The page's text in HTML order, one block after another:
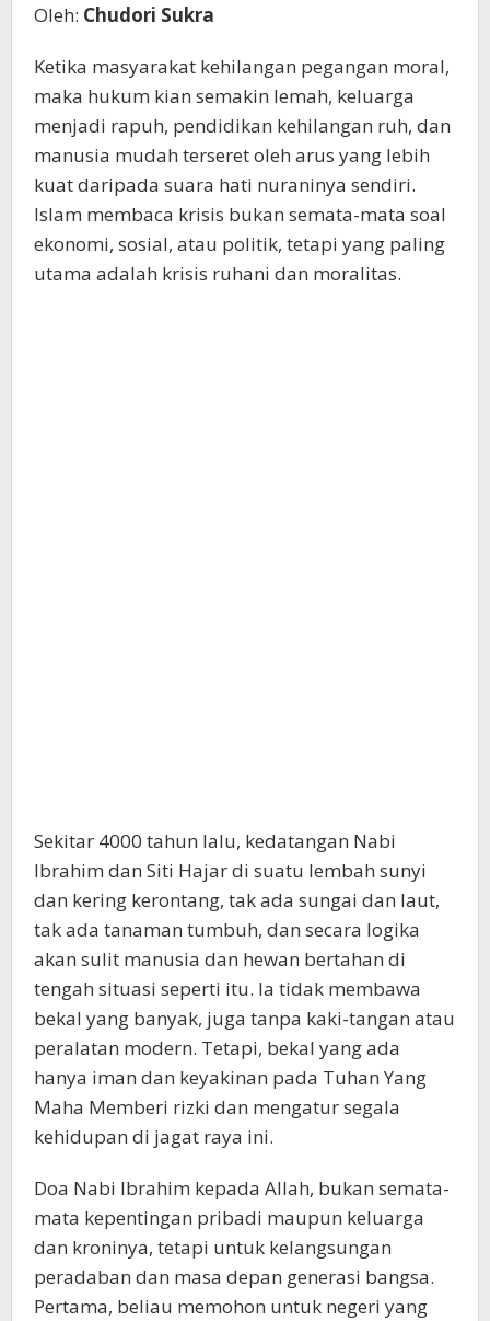
Oleh: Chudori Sukra
Ketika masyarakat kehilangan pegangan moral,
maka hukum kian semakin lemah, keluarga
menjadi rapuh, pendidikan kehilangan ruh, dan
manusia mudah terseret oleh arus yang lebih
kuat daripada suara hati nuraninya sendiri.
Islam membaca krisis bukan semata-mata soal
ekonomi, sosial, atau politik, tetapi yang paling
utama adalah krisis ruhani dan moralitas.
Sekitar 4000 tahun lalu, kedatangan Nabi
Ibrahim dan Siti Hajar di suatu lembah sunyi
dan kering kerontang, tak ada sungai dan laut,
tak ada tanaman tumbuh, dan secara logika
akan sulit manusia dan hewan bertahan di
tengah situasi seperti itu. Ia tidak membawa
bekal yang banyak, juga tanpa kaki-tangan atau
peralatan modern. Tetapi, bekal yang ada
hanya iman dan keyakinan pada Tuhan Yang
Maha Memberi rizki dan mengatur segala
kehidupan di jagat raya ini.
Doa Nabi Ibrahim kepada Allah, bukan semata-
mata kepentingan pribadi maupun keluarga
dan kroninya, tetapi untuk kelangsungan
peradaban dan masa depan generasi bangsa.
Pertama, beliau memohon untuk negeri yang